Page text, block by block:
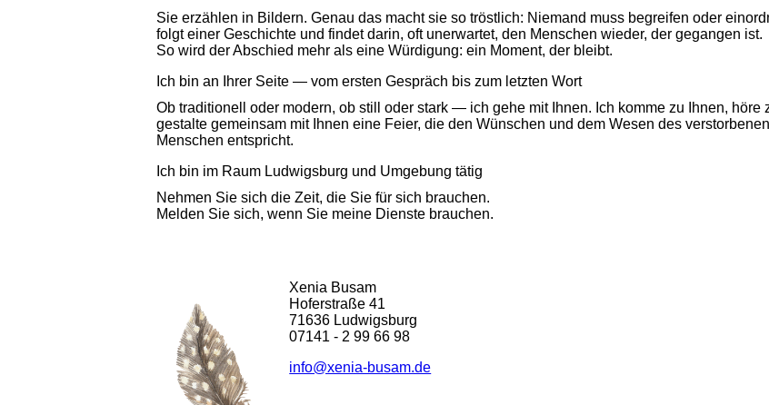
Sie erzählen in Bildern. Genau das macht sie so tröstlich: Niemand muss begreifen oder
folgt einer Geschichte und findet darin, oft unerwartet, den Menschen wieder, der gegangen ist.
So wird der Abschied mehr als eine Würdigung: ein Moment, der bleibt.
Ich bin an Ihrer Seite — vom ersten Gespräch bis zum letzten Wort
Ob traditionell oder modern, ob still oder stark — ich gehe mit Ihnen. Ich komme zu Ihnen, höre
gestalte gemeinsam mit Ihnen eine Feier, die den Wünschen und dem Wesen des verstorbenen
Menschen entspricht.
Ich bin im Raum Ludwigsburg und Umgebung tätig
Nehmen Sie sich die Zeit, die Sie für sich brauchen.
Melden Sie sich, wenn Sie meine Dienste brauchen.
Xenia Busam
Hoferstraße 41
71636 Ludwigsburg
07141 - 2 99 66 98
info@xenia-busam.de